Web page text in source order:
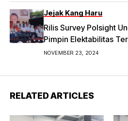
Jejak Kang Haru
Rilis Survey Polsight
Pimpin Elektabilitas
Bandung 2024
NOVEMBER 23, 2024
RELATED ARTICLES